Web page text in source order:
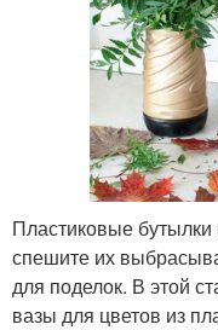
Пластиковые
спешите их
для поделок. В этой
вазы для цветов из